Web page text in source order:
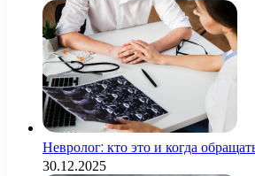
Невролог: кто это и когда
30.12.2025